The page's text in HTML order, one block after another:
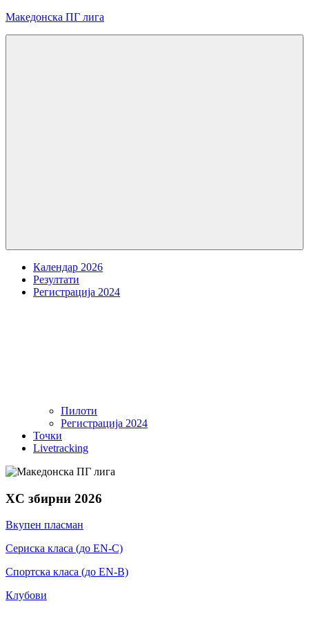
Skip
Македонска ПГ лига
Календар 2026
Резултати
Регистрација 2024
Пилоти
Регистрација 2024
Точки
Livetracking
XC збирни 2026
Вкупен пласман
Сериска класа (до EN-C)
Спортска класа (до EN-B)
Клубови